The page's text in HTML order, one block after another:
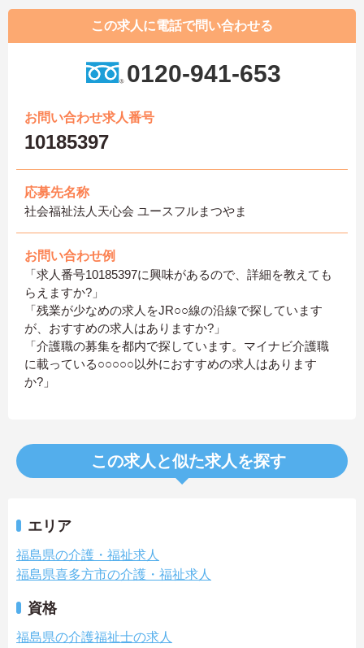
この求人に電話で問い合わせる
0120-941-653
お問い合わせ求人番号
10185397
応募先名称
社会福祉法人天心会 ユースフルまつやま
お問い合わせ例
「求人番号10185397に興味があるので、詳細を教えても
らえますか?」
「残業が少なめの求人をJR○○線の沿線で探しています
が、おすすめの求人はありますか?」
「介護職の募集を都内で探しています。マイナビ介護職
に載っている○○○○○以外におすすめの求人はあります
か?」
この求人と似た求人を探す
エリア
福島県の介護・福祉求人
福島県喜多方市の介護・福祉求人
資格
福島県の介護福祉士の求人